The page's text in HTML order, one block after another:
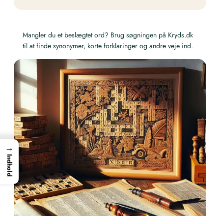
Mangler du et beslægtet ord? Brug søgningen på Kryds.dk
til at finde synonymer, korte forklaringer og andre veje ind.
→
Indhold